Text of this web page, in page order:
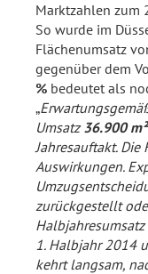
Marktzahlen zum
So wurde im
Flächenumsatz
gegenüber dem
% bedeutet als
„
Umsatz36.900
Jahresauftakt.
Auswirkungen.
zurückgestellt
1. Halbjahr 2014
kehrt langsam,